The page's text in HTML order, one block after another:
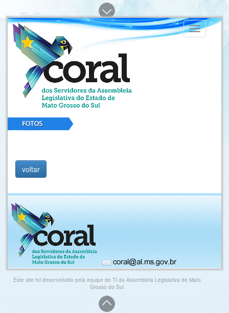
Toggle
navigation
voltar
Este site foi desenvolvido pela equipe de TI da Assembleia Legislativa de Mato
Grosso do Sul